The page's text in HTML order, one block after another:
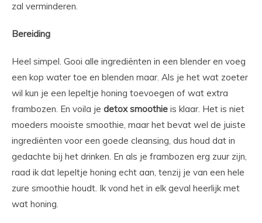
zal verminderen.
Bereiding
Heel simpel. Gooi alle ingrediënten in een blender en voeg
een kop water toe en blenden maar. Als je het wat zoeter
wil kun je een lepeltje honing toevoegen of wat extra
frambozen. En voila je detox smoothie is klaar. Het is niet
moeders mooiste smoothie, maar het bevat wel de juiste
ingrediënten voor een goede cleansing, dus houd dat in
gedachte bij het drinken. En als je frambozen erg zuur zijn,
raad ik dat lepeltje honing echt aan, tenzij je van een hele
zure smoothie houdt. Ik vond het in elk geval heerlijk met
wat honing.